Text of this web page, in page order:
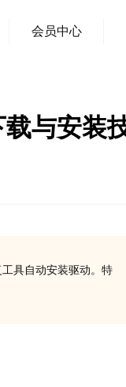
会员中心
与安装
具自动安装驱动。特